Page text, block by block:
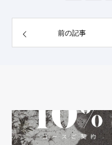
前の記事